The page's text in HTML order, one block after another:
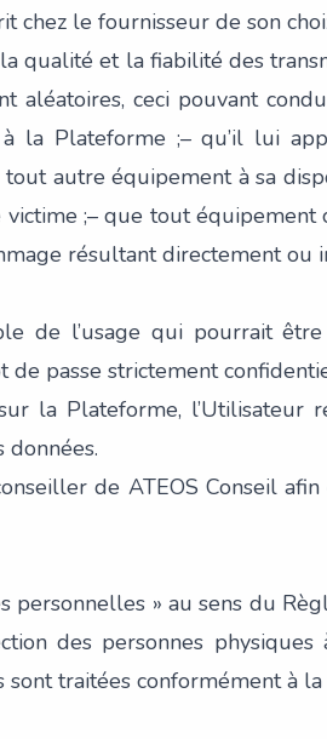
chez le fournisseur de son
la qualité et la fiabilité des
aléatoires, ceci pouvant
à la Plateforme ;– qu’il lui
autre équipement à sa
;– que tout
résultant directement
de l’usage qui pourrait
de passe strictement
la Plateforme, l’Utilisateur
données.
de ATEOS Conseil
personnelles » au sens du
des personnes physiques
sont traitées conformément à